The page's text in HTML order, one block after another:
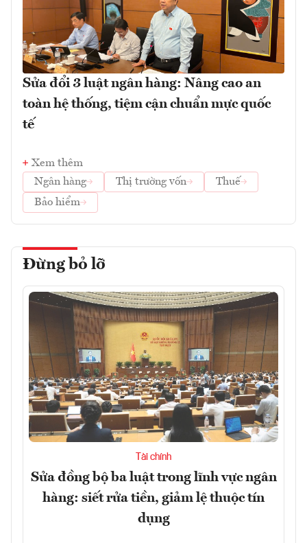
Sửa đổi 3 luật ngân hàng: Nâng cao an
toàn hệ thống, tiệm cận chuẩn mực quốc
tế
Xem thêm
Ngân hàng
Thị trường vốn
Thuế
Bảo hiểm
Đừng bỏ lỡ
Tài chính
Sửa đồng bộ ba luật trong lĩnh vực ngân
hàng: siết rửa tiền, giảm lệ thuộc tín
dụng